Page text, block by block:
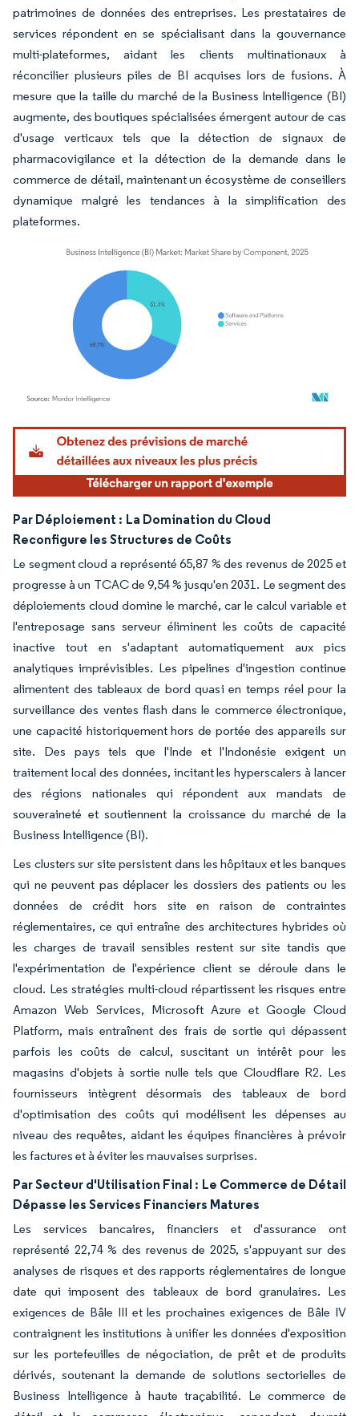
patrimoines de données des entreprises. Les prestataires de
services répondent en se spécialisant dans la gouvernance
multi-plateformes, aidant les clients multinationaux à
réconcilier plusieurs piles de BI acquises lors de fusions. À
mesure que la taille du marché de la Business Intelligence (BI)
augmente, des boutiques spécialisées émergent autour de cas
d'usage verticaux tels que la détection de signaux de
pharmacovigilance et la détection de la demande dans le
commerce de détail, maintenant un écosystème de conseillers
dynamique malgré les tendances à la simplification des
plateformes.
Image © Mordor Intelligence. La réutilisation nécessite une attribution sous CC BY
Par Déploiement : La Domination du Cloud
Reconfigure les Structures de Coûts
Le segment cloud a représenté 65,87 % des revenus de 2025 et
progresse à un TCAC de 9,54 % jusqu'en 2031. Le segment des
déploiements cloud domine le marché, car le calcul variable et
l'entreposage sans serveur éliminent les coûts de capacité
inactive tout en s'adaptant automatiquement aux pics
analytiques imprévisibles. Les pipelines d'ingestion continue
alimentent des tableaux de bord quasi en temps réel pour la
surveillance des ventes flash dans le commerce électronique,
une capacité historiquement hors de portée des appareils sur
site. Des pays tels que l'Inde et l'Indonésie exigent un
traitement local des données, incitant les hyperscalers à lancer
des régions nationales qui répondent aux mandats de
souveraineté et soutiennent la croissance du marché de la
Business Intelligence (BI).
Les clusters sur site persistent dans les hôpitaux et les banques
qui ne peuvent pas déplacer les dossiers des patients ou les
données de crédit hors site en raison de contraintes
réglementaires, ce qui entraîne des architectures hybrides où
les charges de travail sensibles restent sur site tandis que
l'expérimentation de l'expérience client se déroule dans le
cloud. Les stratégies multi-cloud répartissent les risques entre
Amazon Web Services, Microsoft Azure et Google Cloud
Platform, mais entraînent des frais de sortie qui dépassent
parfois les coûts de calcul, suscitant un intérêt pour les
magasins d'objets à sortie nulle tels que Cloudflare R2. Les
fournisseurs intègrent désormais des tableaux de bord
d'optimisation des coûts qui modélisent les dépenses au
niveau des requêtes, aidant les équipes financières à prévoir
les factures et à éviter les mauvaises surprises.
Par Secteur d'Utilisation Final : Le Commerce de Détail
Dépasse les Services Financiers Matures
Les services bancaires, financiers et d'assurance ont
représenté 22,74 % des revenus de 2025, s'appuyant sur des
analyses de risques et des rapports réglementaires de longue
date qui imposent des tableaux de bord granulaires. Les
exigences de Bâle III et les prochaines exigences de Bâle IV
contraignent les institutions à unifier les données d'exposition
sur les portefeuilles de négociation, de prêt et de produits
dérivés, soutenant la demande de solutions sectorielles de
Business Intelligence à haute traçabilité. Le commerce de